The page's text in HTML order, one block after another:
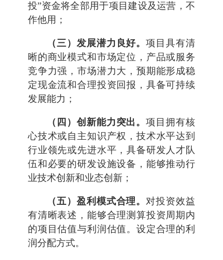
投”资金将全部用于项目建设及运营，不
作他用；
（三）发展潜力良好。项目具有清
晰的商业模式和市场定位，产品或服务
竞争力强，市场潜力大，预期能形成稳
定现金流和合理投资回报，具备可持续
发展能力；
（四）创新能力突出。项目拥有核
心技术或自主知识产权，技术水平达到
行业领先或先进水平，具备研发人才队
伍和必要的研发设施设备，能够推动行
业技术创新和业态创新；
（五）盈利模式合理。对投资效益
有清晰表述，能够合理测算投资周期内
的项目估值与利润估值。设定合理的利
润分配方式。